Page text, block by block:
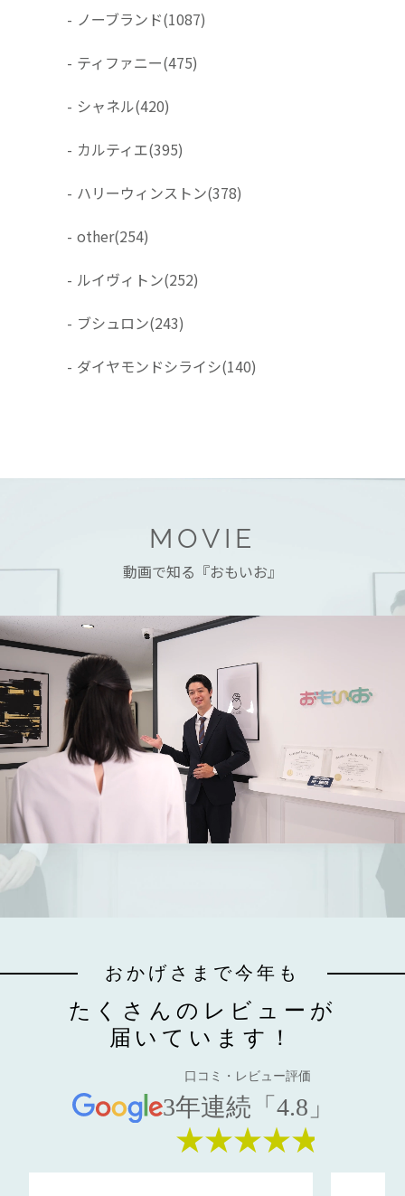
- ノーブランド(1087)
- ティファニー(475)
- シャネル(420)
- カルティエ(395)
- ハリーウィンストン(378)
- other(254)
- ルイヴィトン(252)
- ブシュロン(243)
- ダイヤモンドシライシ(140)
MOVIE
動画で知る『おもいお』
おかげさまで今年も
たくさんのレビューが
届いています！
口コミ・レビュー評価
3年連続「4.8」
★★★★★